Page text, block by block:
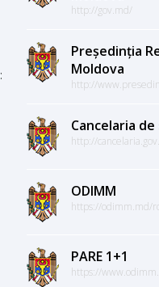
:
http://gov.md/
Președinția
Moldova
http://
Cancelaria
http://
ODIMM
https://odimm.md/
PARE 1+1
https://